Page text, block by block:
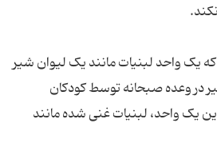
یک واحد لبنیات مانند یک لیوان شیر
در وعده صبحانه توسط کودکان
یک واحد، لبنیات غنی شده مانند